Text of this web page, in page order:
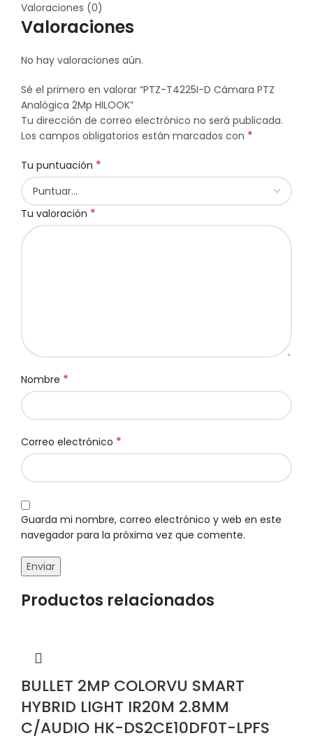
Valoraciones (0)
Valoraciones
No hay valoraciones aún.
Sé el primero en valorar “PTZ-T4225I-D Cámara PTZ
Analógica 2Mp HILOOK”
Tu dirección de correo electrónico no será publicada.
Los campos obligatorios están marcados con *
Tu puntuación *
Tu valoración *
Nombre *
Correo electrónico *
Guarda mi nombre, correo electrónico y web en este
navegador para la próxima vez que comente.
Productos relacionados
BULLET 2MP COLORVU SMART
HYBRID LIGHT IR20M 2.8MM
C/AUDIO HK-DS2CE10DF0T-LPFS